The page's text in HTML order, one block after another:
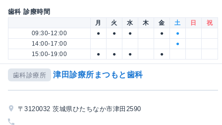
歯科 診療時間
月 火 水 木 金 土 日
祝
09:30-12:00
● ● ● ●
●
14:00-17:00
●
15:00-19:00
● ● ● ●
歯科診療所 津田診療所まつもと歯科
〒3120032 茨城県ひたちなか市津田2590